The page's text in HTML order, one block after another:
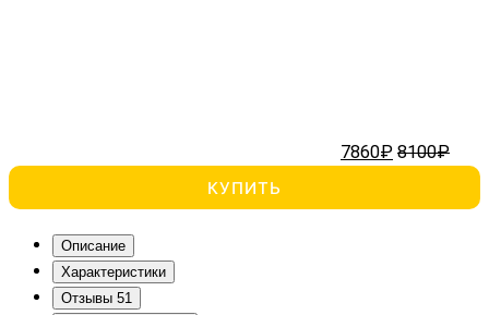
7860₽ 8100₽
КУПИТЬ
Описание
Характеристики
Отзывы 51